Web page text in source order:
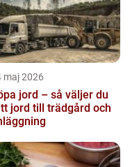
maj 2026
jord – så väljer du
jord till trädgård och